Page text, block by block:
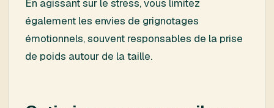
En agissant sur le stress, vous limitez
également les envies de grignotages
émotionnels, souvent responsables de la prise
de poids autour de la taille.